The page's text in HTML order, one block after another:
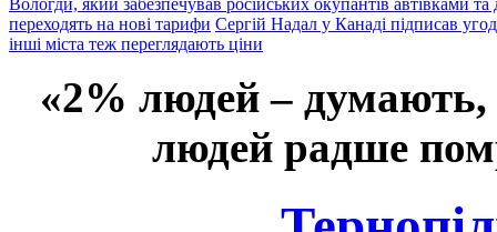
Вологди, який забезпечував російських окупантів автівками
переходять на нові тарифи Сергій Надал у Канаді підписав
інші міста теж переглядають ціни
«2% людей –
людей радше